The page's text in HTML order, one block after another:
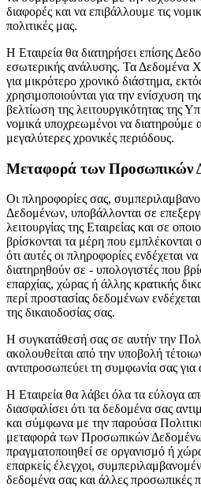
διαφορές και να επιβάλλουμε τις
πολιτικές μας.
Η Εταιρεία θα διατηρήσει επίσης
εσωτερικής ανάλυσης. Τα Δεδομένα
για μικρότερο χρονικό διάστημα,
χρησιμοποιούνται για την ενίσχυση
βελτίωση της λειτουργικότητας της
νομικά υποχρεωμένοι να διατηρούμε
μεγαλύτερες χρονικές περιόδους.
Μεταφορά των Προσωπικών
Οι πληροφορίες σας,
Δεδομένων, υποβάλλονται σε
λειτουργίας της Εταιρείας και σε
βρίσκονται τα μέρη που εμπλέκονται
ότι αυτές οι πληροφορίες ενδέχεται
διατηρηθούν σε - υπολογιστές που
επαρχίας, χώρας ή άλλης κρατικής
περί προστασίας δεδομένων
της δικαιοδοσίας σας.
Η συγκατάθεσή σας σε αυτήν την
ακολουθείται από την υποβολή
αντιπροσωπεύει τη συμφωνία σας για
Η Εταιρεία θα λάβει όλα τα εύλογα
διασφαλίσει ότι τα δεδομένα σας
και σύμφωνα με την παρούσα
μεταφορά των Προσωπικών
πραγματοποιηθεί σε οργανισμό ή
επαρκείς έλεγχοι,
δεδομένα σας και άλλες προσωπικές